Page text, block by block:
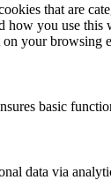
that are
you use
your browsing
basic
data via